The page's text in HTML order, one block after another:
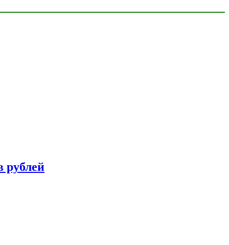
рублей